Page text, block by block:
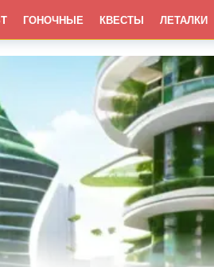
ГОНОЧНЫЕ КВЕСТЫ ЛЕТАЛКИ